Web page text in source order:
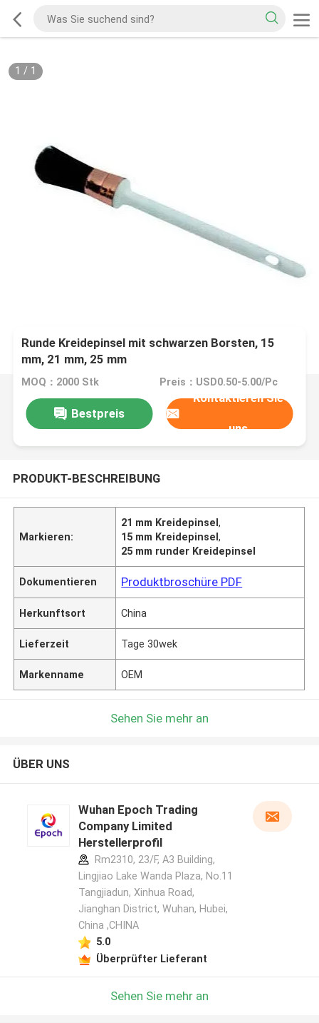
1 / 1
Runde Kreidepinsel mit schwarzen Borsten, 15
mm, 21 mm, 25 mm
MOQ：2000 Stk Preis：USD0.50-5.00/Pc
Bestpreis
Kontaktieren Sie
uns
PRODUKT-BESCHREIBUNG
Markieren:
21 mm Kreidepinsel,
15 mm Kreidepinsel,
25 mm runder Kreidepinsel
Dokumentieren Produktbroschüre PDF
Herkunftsort China
Lieferzeit Tage 30wek
Markenname OEM
Sehen Sie mehr an
ÜBER UNS
Wuhan Epoch Trading
Company Limited
Herstellerprofil
Rm2310, 23/F, A3 Building,
Lingjiao Lake Wanda Plaza, No.11
Tangjiadun, Xinhua Road,
Jianghan District, Wuhan, Hubei,
China ,CHINA
5.0
Überprüfter Lieferant
Sehen Sie mehr an